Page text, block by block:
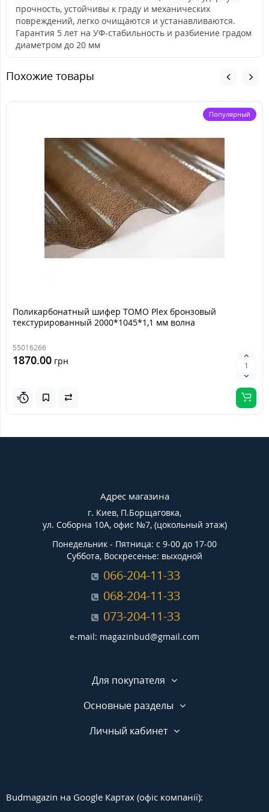
прочность, устойчивы к граду и механических
повреждений, легко очищаются и устанавливаются.
Гарантия 5 лет на УФ-стабильность и разбиение градом
диаметром до 20 мм
Похожие товары
Популярный
Поликарбонатный шифер TOMO Plex бронзовый
текстурированный 2000*1045*1,1 мм волна
55016266
1870.00 грн
Адрес магазина
г. Киев, П.Борщаговка,
ул. Соборна 10А, офис №7, (цокольный этаж)
Понедельник - Пятница: с 9-00 до 17-00
Суббота, Воскресенье: выходной
066-204-11-33
068-204-11-33
073-204-11-33
e-mail: magazinbud@gmail.com
Для покупателя
Основные разделы
Личный кабинет
Budmagazin на Google Картах (офіс компанії):